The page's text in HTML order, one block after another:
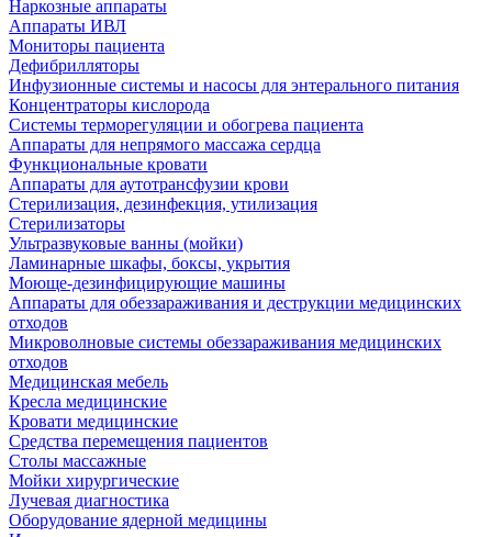
Наркозные аппараты
Аппараты ИВЛ
Мониторы пациента
Дефибрилляторы
Инфузионные системы и насосы для энтерального питания
Концентраторы кислорода
Системы терморегуляции и обогрева пациента
Аппараты для непрямого массажа сердца
Функциональные кровати
Аппараты для аутотрансфузии крови
Стерилизация, дезинфекция, утилизация
Стерилизаторы
Ультразвуковые ванны (мойки)
Ламинарные шкафы, боксы, укрытия
Моюще-дезинфицирующие машины
Аппараты для обеззараживания и деструкции медицинских
отходов
Микроволновые системы обеззараживания медицинских
отходов
Медицинская мебель
Кресла медицинские
Кровати медицинские
Средства перемещения пациентов
Столы массажные
Мойки хирургические
Лучевая диагностика
Оборудование ядерной медицины